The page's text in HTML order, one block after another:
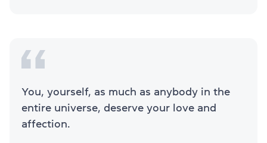
You, yourself, as much as anybody in the
entire universe, deserve your love and
affection.